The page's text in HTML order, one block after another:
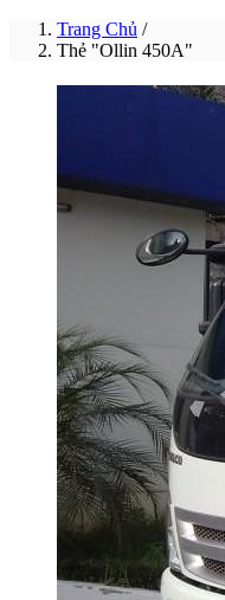
Trang Chủ /
Thẻ "Ollin 450A"